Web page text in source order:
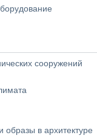
сооружений
в архитектуре